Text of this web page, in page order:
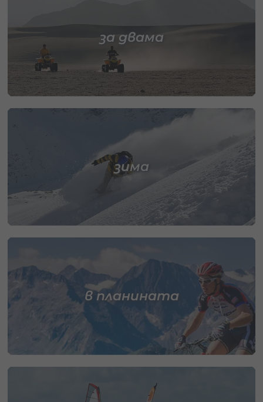
за двама
зима
в планината